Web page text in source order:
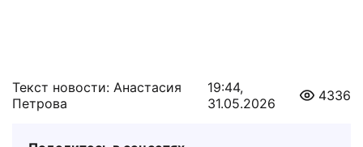
Текст новости: Анастасия
Петрова
19:44,
31.05.2026
4336